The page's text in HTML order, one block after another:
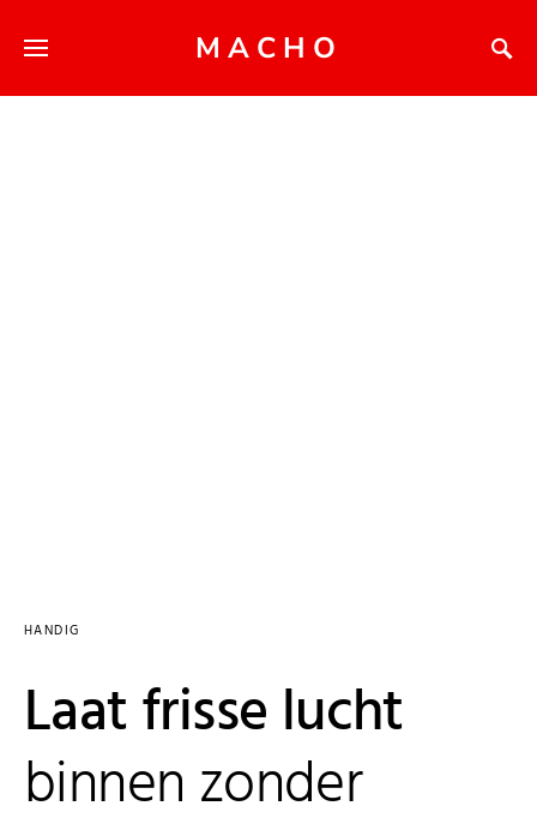
MACHO
HANDIG
Laat frisse lucht
binnen zonder